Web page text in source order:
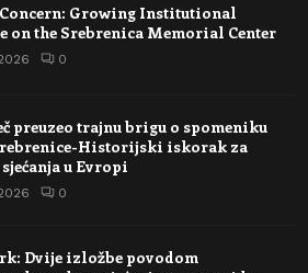
Growing Institutional
on the Srebrenica Memorial Center
0
preuzeo trajnu brigu o spomeniku
Historijski iskorak za
u Evropi
0
Dvije izložbe povodom